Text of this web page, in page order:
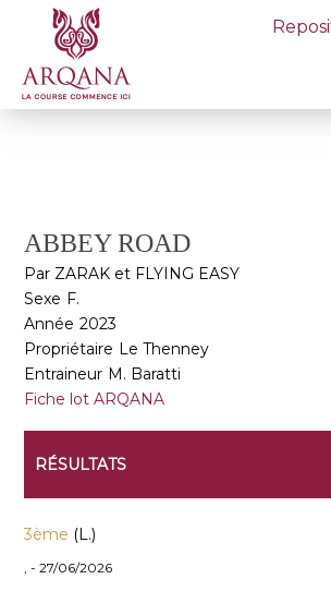
ABBEY ROAD
Par ZARAK et FLYING EASY
Sexe F.
Année 2023
Propriétaire Le Thenney
Entraineur M. Baratti
Fiche lot ARQANA
RÉSULTATS
3ème (L.)
, - 27/06/2026